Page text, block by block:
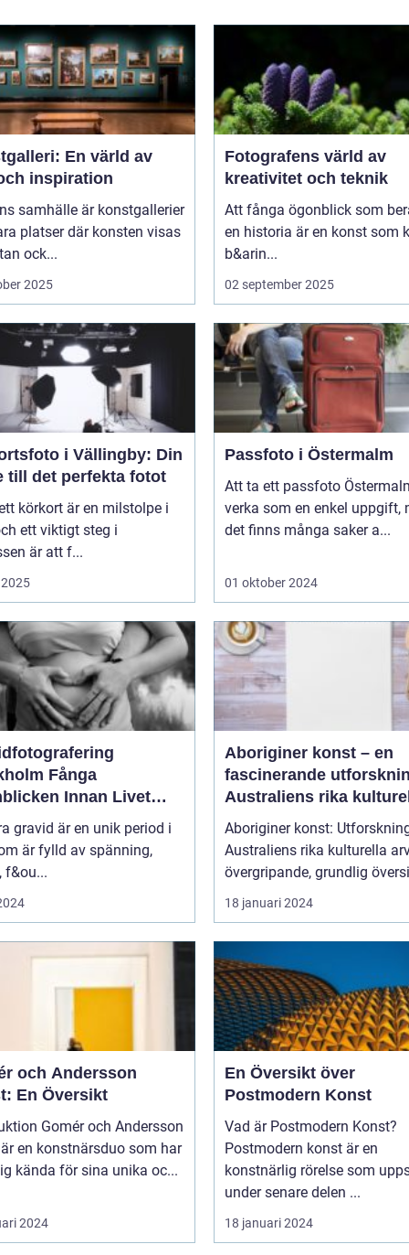
En värld av
inspiration
samhälle är konstgallerier
platser där konsten visas
ock...
2025
Fotografens värld av
kreativitet och teknik
Att fånga ögonblick som
en historia är en konst som
b&arin...
02 september 2025
i Vällingby: Din
till det perfekta fotot
körkort är en milstolpe i
ett viktigt steg i
är att f...
Passfoto i Östermalm
Att ta ett passfoto
verka som en enkel uppgift,
det finns många saker a...
01 oktober 2024
Fånga
Innan Livet
gravid är en unik period i
är fylld av spänning,
f&ou...
Aboriginer konst – en
fascinerande
Australiens rika
arv
Aboriginer konst:
Australiens rika kulturella arv
övergripande, grundlig
18 januari 2024
och Andersson
En Översikt
och Andersson
en konstnärsduo som har
kända för sina unika oc...
2024
En Översikt över
Postmodern Konst
Vad är Postmodern Konst?
Postmodern konst är en
konstnärlig rörelse som
under senare delen ...
18 januari 2024